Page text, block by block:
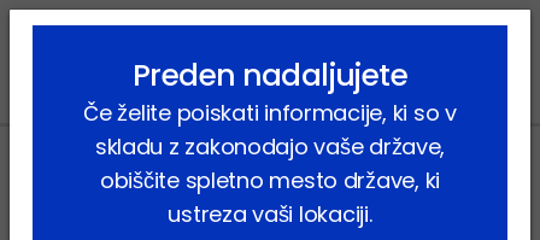
lock_outline search menu
Preden nadaljujete
Če želite poiskati informacije, ki so v
skladu z zakonodajo vaše države,
obiščite spletno mesto države, ki
ustreza vaši lokaciji.